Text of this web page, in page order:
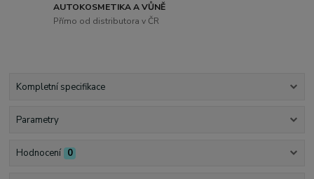
AUTOKOSMETIKA A VŮNĚ
Přímo od distributora v ČR
Kompletní specifikace
Parametry
Hodnocení 0